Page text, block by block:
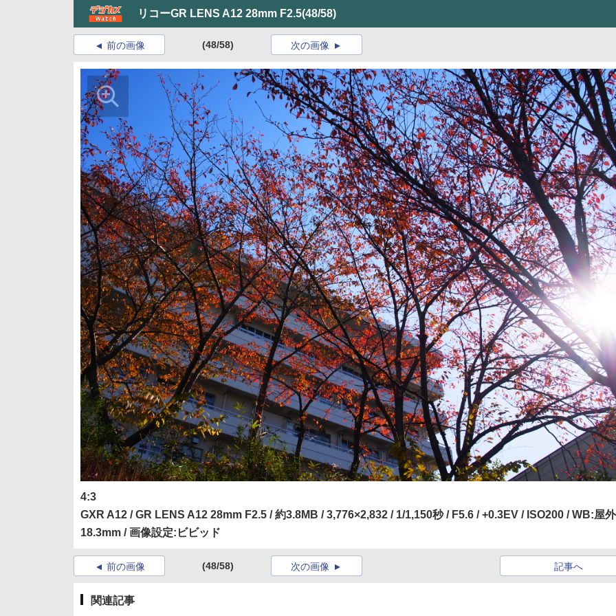
リコーGR LENS A12 28mm F2.5(48/58)
前の画像 (48/58) 次の画像
4:3
GXR A12 / GR LENS A12 28mm F2.5 / 約3.8MB / 3,776×2,832 / 1/1,150秒 / F5.6 / +0.3EV / ISO200 / WB:屋
18.3mm / 画像設定:ビビッド
前の画像 (48/58) 記事へ
次の画像
関連記事